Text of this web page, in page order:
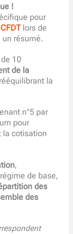
!
pour
CFDT lors de
un résumé.
10
de la
la
n°5 par
pour
la cotisation
,
de base,
des
des